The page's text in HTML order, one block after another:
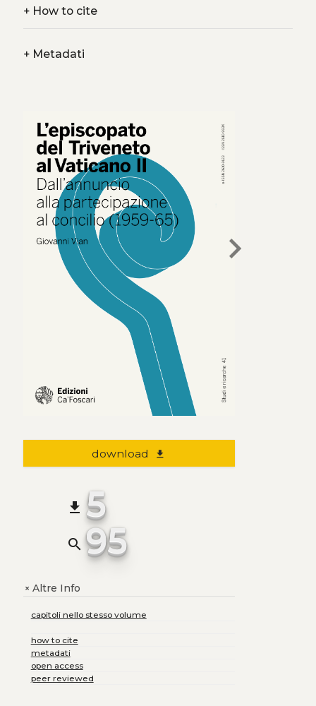
+How to cite
+Metadati
chevron_right
download file_download
file_download 5
search 95
+Altre Info
capitoli nello stesso volume
how to cite
metadati
open access
peer reviewed